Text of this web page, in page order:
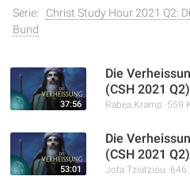
Serie:
Christ Study Hour 2021 Q2:
Bund
37:56
Die
(CSH 2021
Rabea Kramp 559
53:01
Die
(CSH 2021
Jota Tziatziou 646